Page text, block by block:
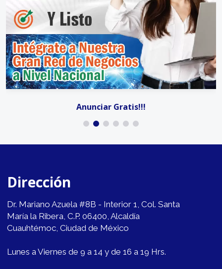
Anunciar Gratis!!!
Dirección
Dr. Mariano Azuela #8B - Interior 1, Col. Santa
María la Ribera, C.P. 06400, Alcaldía
Cuauhtémoc, Ciudad de México
Lunes a Viernes de 9 a 14 y de 16 a 19 Hrs.